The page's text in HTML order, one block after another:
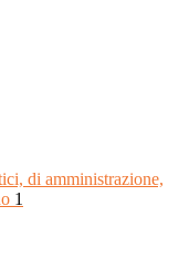
di amministrazione,
1